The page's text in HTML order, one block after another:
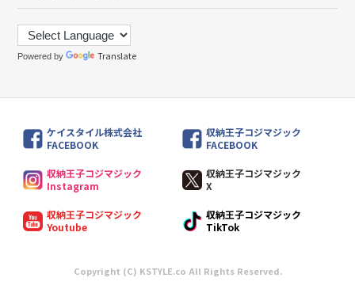
Powered by Translate
ケイスタイル株式会社
FACEBOOK
収納王子コジマジック
FACEBOOK
収納王子コジマジック
Instagram
収納王子コジマジック
X
収納王子コジマジック
Youtube
収納王子コジマジック
TikTok
Copyright (C) KSTYLE.co All Rights Reserved.